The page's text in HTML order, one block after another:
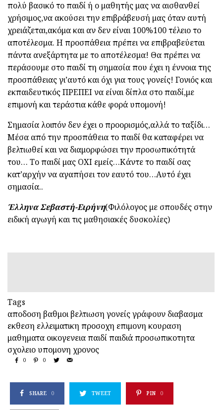
πολύ βασικό το παιδί ή ο μαθητής μας να αισθανθεί
χρήσιμος,να ακούσει την επιβράβευσή μας όταν αυτή
χρειάζεται,ακόμα και αν δεν είναι 100%100 τέλειο το
αποτέλεσμα. Η προσπάθεια πρέπει να επιβραβεύεται
πάντα ανεξάρτητα με το αποτέλεσμα! Θα πρέπει να
περάσουμε στο παιδί τη σημασία που έχει η έννοια της
προσπάθειας γι’αυτό και όχι για τους γονείς! Γονιός και
εκπαιδευτικός ΠΡΕΠΕΙ να είναι δίπλα στο παιδί,με
επιμονή και τεράστια κάθε φορά υπομονή!
Σημασία λοιπόν δεν έχει ο προορισμός,αλλά το ταξίδι…
Μέσα από την προσπάθεια το παιδί θα καταφέρει να
βελτιωθεί και να διαμορφώσει την προσωπικότητά
του… Το παιδί μας ΟΧΙ εμείς…Κάντε το παιδί σας
κατ’αρχήν να αγαπήσει τον εαυτό του…Αυτό έχει
σημασία..
Έλληνα Σεβαστή-Ειρήνη(Φιλόλογος με σπουδές στην
ειδική αγωγή και τις μαθησιακές δυσκολίες)
Tags
αποδοση βαθμοι βελτιωση γονείςγράφουν διαβασμα
εκθεση ελλειματικη προσοχη επιμονη κουραση
μαθηματα οικογενειαπαιδίπαιδιάπροσωπικοτητα
σχολειουπομονη χρονος
0 0
SHARE 0 TWEET PIN 0